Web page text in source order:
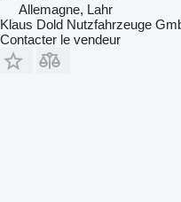
Allemagne, Lahr
Klaus Dold Nutzfahrzeuge
Contacter le vendeur